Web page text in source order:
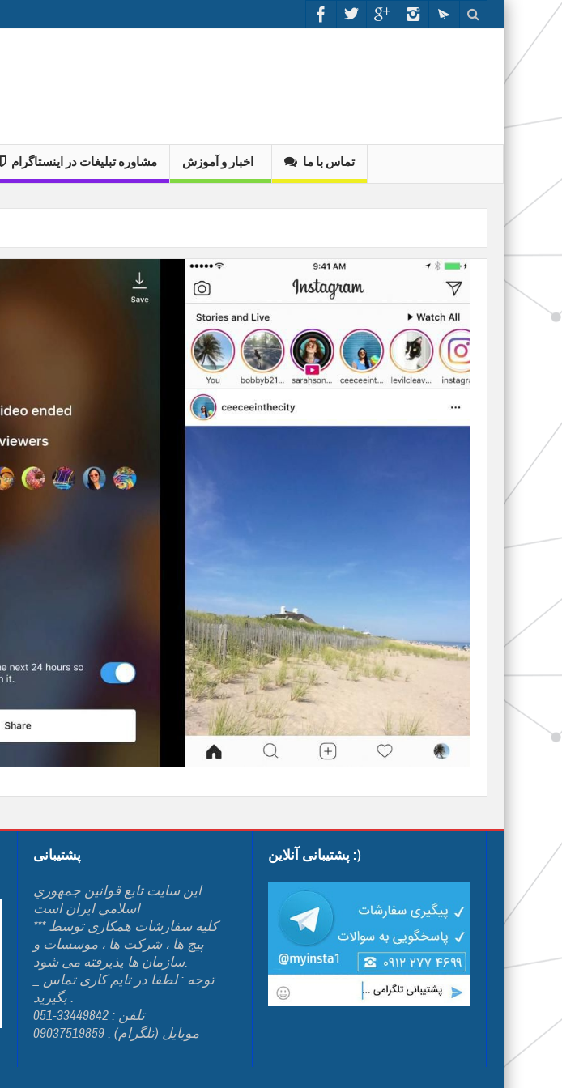
مشاوره تبلیغات در اینستاگرام اخبار و آموزش تماس با ما
پشتیبانی
اين سايت تابع قوانين جمهوري
اسلامي ايران است
*** کلیه سفارشات همکاری توسط
پیج ها ، شرکت ها ، موسسات و
سازمان ها پذیرفته می شود.
بگیرید .
تلفن : 33449842-051
موبایل (تلگرام) : 09037519859
پشتیبانی آنلاین :)